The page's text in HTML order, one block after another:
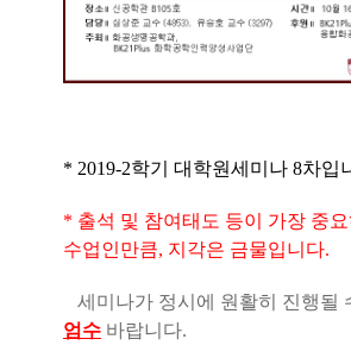
* 2019-2학기 대학원세미나 8차입
* 출석 및 참여태도 등이 가장 중
수업인만큼, 지각은 금물입니다.
세미나가 정시에 원활히 진행될
엄수 바랍니다.